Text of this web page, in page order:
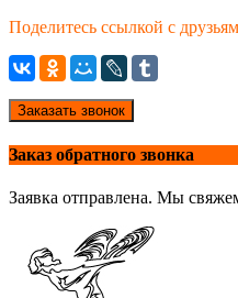
Поделитесь ссылкой с
Заказать звонок
Заказ обратного звонка
Заявка отправлена. Мы